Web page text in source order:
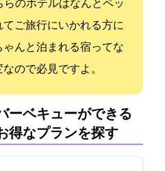
らのホテルはなんとペッ
てご旅行にいかれる方に
んと泊まれる宿ってな
ので必見ですよ。
ーベキューができる
得なプランを探す